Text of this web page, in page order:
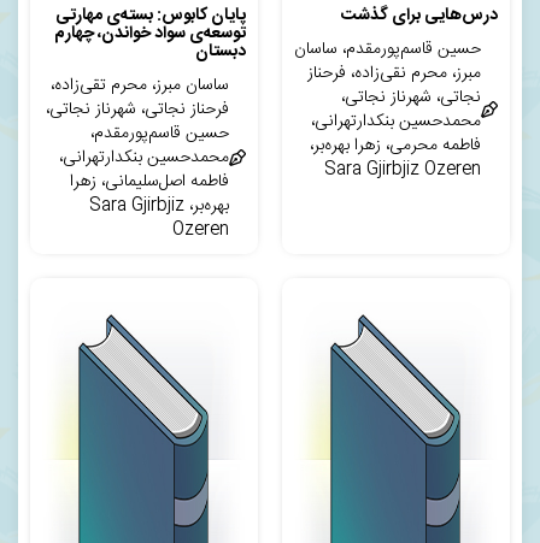
درس‌هایی برای گذشت
حسین قاسم‌پورمقدم، ساسان
مبرز، محرم نقی‌زاده، فرحناز
نجاتی، شهرناز نجاتی،
محمدحسین بنکدارتهرانی،
فاطمه محرمی، زهرا بهره‌بر،
Sara Gjirbjiz Ozeren
پایان کابوس: بسته‌ی مهارتی
توسعه‌ی سواد خواندن، چهارم
دبستان
ساسان مبرز، محرم تقی‌زاده،
فرحناز نجاتی، شهرناز نجاتی،
حسین قاسم‌پورمقدم،
محمدحسین بنکدارتهرانی،
فاطمه اصل‌سلیمانی، زهرا
بهره‌بر، Sara Gjirbjiz
Ozeren